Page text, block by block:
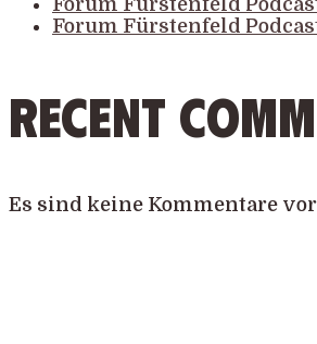
Forum Fürstenfeld
Recent
Es sind keine Kommentare